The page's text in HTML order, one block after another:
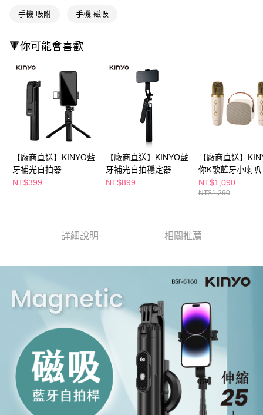
是否繳費成功／繳費後需取消欲退款等相關疑問，請聯繫「AFTEE先享後付
【注意事項】
易，需依本服務之必要範圍內提供個人資料，並將交易相關給付款項請求債
權轉讓予恩沛科技股份有限公司。
２．關於個人資料處理事宜，請瀏覽以下網址：
https://aftee.tw/terms/#terms3
３．未成年的使用者請事先徵得法定代理人或監護人之同意方可使用
「AFTEE先享後付」，若未經同意申辦者引起之損失，本公司不負相關責
４．使用「AFTEE先享後付」時，將依據個別帳號之用戶狀況，依本公司即
請求用戶進行身份認證。
５．嚴禁一人註冊多個帳號或使用他人資訊註冊。若發現惡意使用之情形，
恩沛科技股份有限公司將有權停止該用戶之使用額度並採取法律行動。
手機 吸附 手機 磁吸
🔻你可能會喜歡
【廠商直送】KINYO藍
牙補光自拍器
NT$399
【廠商直送】KINYO藍
牙補光自拍穩定器
NT$899
【廠商直送】
你K歌藍牙小喇叭
NT$1,090
NT$1,290
詳細說明 相關推薦